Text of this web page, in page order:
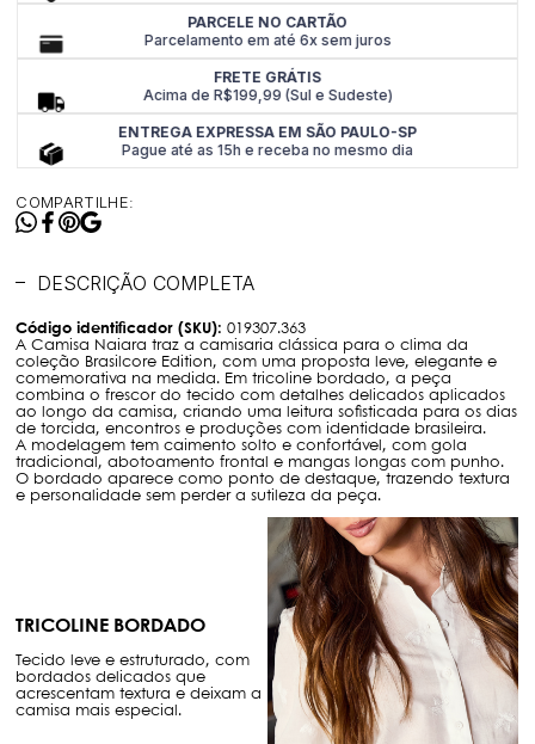
PARCELE NO CARTÃO
Parcelamento em até 6x sem juros
FRETE GRÁTIS
Acima de R$199,99 (Sul e Sudeste)
ENTREGA EXPRESSA EM SÃO PAULO-SP
Pague até as 15h e receba no mesmo dia
COMPARTILHE:
DESCRIÇÃO COMPLETA
Código identificador (SKU): 019307.363
A Camisa Naiara traz a camisaria clássica para o clima da
coleção Brasilcore Edition, com uma proposta leve, elegante e
comemorativa na medida. Em tricoline bordado, a peça
combina o frescor do tecido com detalhes delicados aplicados
ao longo da camisa, criando uma leitura sofisticada para os dias
de torcida, encontros e produções com identidade brasileira.
A modelagem tem caimento solto e confortável, com gola
tradicional, abotoamento frontal e mangas longas com punho.
O bordado aparece como ponto de destaque, trazendo textura
e personalidade sem perder a sutileza da peça.
TRICOLINE BORDADO
Tecido leve e estruturado, com
bordados delicados que
acrescentam textura e deixam a
camisa mais especial.